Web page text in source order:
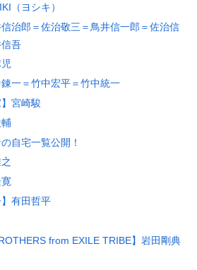
（ヨシキ）
信治郎＝佐治敬三＝鳥井信一郎＝佐治信
吾
児
錬一＝竹中宏平＝竹中統一
】宮崎駿
輔
自宅一覧公開！
】有田哲平
from EXILE TRIBE】岩田剛典